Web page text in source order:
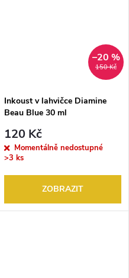
150 Kč
–20 %
Inkoust v lahvičce Diamine
Beau Blue 30 ml
120 Kč
Momentálně nedostupné
>3 ks
ZOBRAZIT